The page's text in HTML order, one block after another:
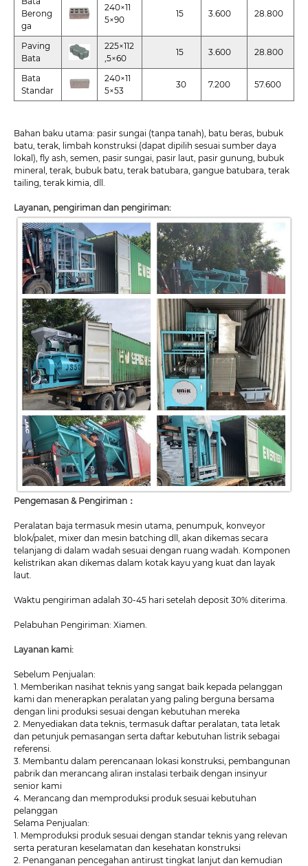
Berong
ga
240×11
5×90
15 3.600 28.800
Paving
Bata
225×112
,5×60
15 3.600 28.800
Bata
Standar
240×11
5×53
30 7.200 57.600
Bahan baku utama: pasir sungai (tanpa tanah), batu beras, bubuk
batu, terak, limbah konstruksi (dapat dipilih sesuai sumber daya
lokal), fly ash, semen, pasir sungai, pasir laut, pasir gunung, bubuk
mineral, terak, bubuk batu, terak batubara, gangue batubara, terak
tailing, terak kimia, dll.
Layanan, pengiriman dan pengiriman:
Pengemasan & Pengiriman：
Peralatan baja termasuk mesin utama, penumpuk, konveyor
blok/palet, mixer dan mesin batching dll, akan dikemas secara
telanjang di dalam wadah sesuai dengan ruang wadah. Komponen
kelistrikan akan dikemas dalam kotak kayu yang kuat dan layak
laut.
Waktu pengiriman adalah 30-45 hari setelah deposit 30% diterima.
Pelabuhan Pengiriman: Xiamen.
Layanan kami:
Sebelum Penjualan:
1. Memberikan nasihat teknis yang sangat baik kepada pelanggan
kami dan menerapkan peralatan yang paling berguna bersama
dengan lini produksi sesuai dengan kebutuhan mereka
2. Menyediakan data teknis, termasuk daftar peralatan, tata letak
dan petunjuk pemasangan serta daftar kebutuhan listrik sebagai
referensi.
3. Membantu dalam perencanaan lokasi konstruksi, pembangunan
pabrik dan merancang aliran instalasi terbaik dengan insinyur
senior kami
4. Merancang dan memproduksi produk sesuai kebutuhan
pelanggan
Selama Penjualan:
1. Memproduksi produk sesuai dengan standar teknis yang relevan
serta peraturan keselamatan dan kesehatan konstruksi
2. Penanganan pencegahan antirust tingkat lanjut dan kemudian